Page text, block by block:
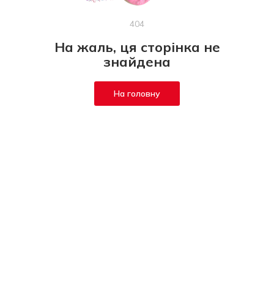
404
На жаль, ця сторінка не
знайдена
На головну